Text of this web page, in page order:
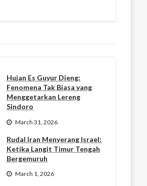
Hujan Es Guyur Dieng:
Fenomena Tak Biasa yang
Menggetarkan Lereng
Sindoro
March 31, 2026
Rudal Iran Menyerang Israel:
Ketika Langit Timur Tengah
Bergemuruh
March 1, 2026